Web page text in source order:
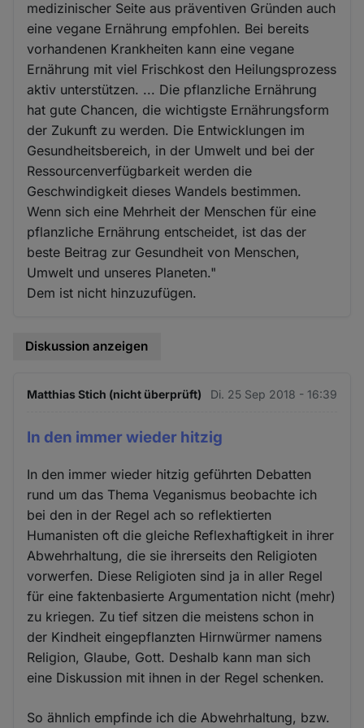
medizinischer Seite aus präventiven Gründen auch
eine vegane Ernährung empfohlen. Bei bereits
vorhandenen Krankheiten kann eine vegane
Ernährung mit viel Frischkost den Heilungsprozess
aktiv unterstützen. ... Die pflanzliche Ernährung
hat gute Chancen, die wichtigste Ernährungsform
der Zukunft zu werden. Die Entwicklungen im
Gesundheitsbereich, in der Umwelt und bei der
Ressourcenverfügbarkeit werden die
Geschwindigkeit dieses Wandels bestimmen.
Wenn sich eine Mehrheit der Menschen für eine
pflanzliche Ernährung entscheidet, ist das der
beste Beitrag zur Gesundheit von Menschen,
Umwelt und unseres Planeten."
Dem ist nicht hinzuzufügen.
Diskussion anzeigen
Matthias Stich (nicht überprüft) Di. 25 Sep 2018 - 16:39
In den immer wieder hitzig
In den immer wieder hitzig geführten Debatten
rund um das Thema Veganismus beobachte ich
bei den in der Regel ach so reflektierten
Humanisten oft die gleiche Reflexhaftigkeit in ihrer
Abwehrhaltung, die sie ihrerseits den Religioten
vorwerfen. Diese Religioten sind ja in aller Regel
für eine faktenbasierte Argumentation nicht (mehr)
zu kriegen. Zu tief sitzen die meistens schon in
der Kindheit eingepflanzten Hirnwürmer namens
Religion, Glaube, Gott. Deshalb kann man sich
eine Diskussion mit ihnen in der Regel schenken.
So ähnlich empfinde ich die Abwehrhaltung, bzw.